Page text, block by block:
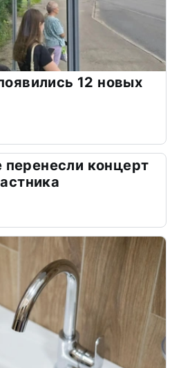
12 новых
перенесли концерт